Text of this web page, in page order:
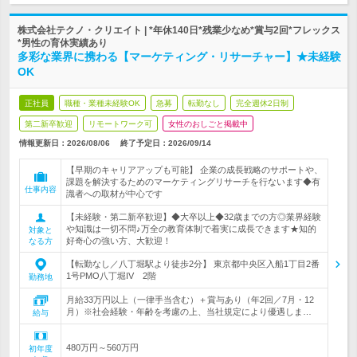
株式会社テクノ・クリエイト | *年休140日*残業少なめ*賞与2回*フレックス
*男性の育休実績あり
多彩な業界に携わる【マーケティング・リサーチャー】★未経験
OK
正社員 職種・業種未経験OK 急募 転勤なし 完全週休2日制
第二新卒歓迎 リモートワーク可 女性のおしごと掲載中
情報更新日：2026/08/06 終了予定日： 2026/09/14
仕事内容
【早期のキャリアアップも可能】 企業の成長戦略のサポートや、
課題を解決するためのマーケティングリサーチを行ないます◆有
識者への取材が中心です
対象と
なる方
【未経験・第二新卒歓迎】◆大卒以上◆32歳までの方◎業界経験
や知識は一切不問♪万全の教育体制で着実に成長できます★知的
好奇心の強い方、大歓迎！
勤務地
【転勤なし／八丁堀駅より徒歩2分】 東京都中央区入船1丁目2番
1号PMO八丁堀IV 2階
給与
月給33万円以上（一律手当含む）＋賞与あり（年2回／7月・12
月）※社会経験・年齢を考慮の上、当社規定により優遇しま…
初年度
480万円～560万円